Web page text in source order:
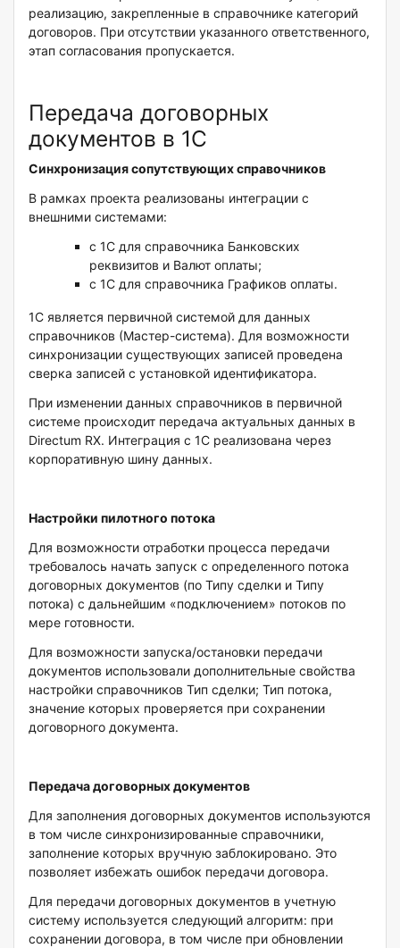
реализацию, закрепленные в справочнике категорий
договоров. При отсутствии указанного ответственного,
этап согласования пропускается.
Передача договорных
документов в 1С
Синхронизация сопутствующих справочников
В рамках проекта реализованы интеграции с
внешними системами:
с 1С для справочника Банковских
реквизитов и Валют оплаты;
с 1С для справочника Графиков оплаты.
1С является первичной системой для данных
справочников (Мастер-система). Для возможности
синхронизации существующих записей проведена
сверка записей с установкой идентификатора.
При изменении данных справочников в первичной
системе происходит передача актуальных данных в
Directum RX. Интеграция с 1С реализована через
корпоративную шину данных.
Настройки пилотного потока
Для возможности отработки процесса передачи
требовалось начать запуск с определенного потока
договорных документов (по Типу сделки и Типу
потока) с дальнейшим «подключением» потоков по
мере готовности.
Для возможности запуска/остановки передачи
документов использовали дополнительные свойства
настройки справочников Тип сделки; Тип потока,
значение которых проверяется при сохранении
договорного документа.
Передача договорных документов
Для заполнения договорных документов используются
в том числе синхронизированные справочники,
заполнение которых вручную заблокировано. Это
позволяет избежать ошибок передачи договора.
Для передачи договорных документов в учетную
систему используется следующий алгоритм: при
сохранении договора, в том числе при обновлении